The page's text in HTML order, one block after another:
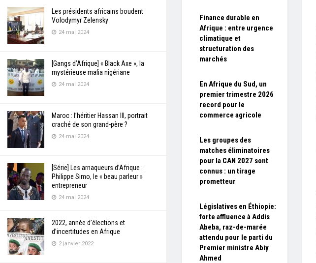
Les présidents africains boudent
Volodymyr Zelensky
24 mai 2024
[Gangs d’Afrique] « Black Axe », la
mystérieuse mafia nigériane
24 mai 2024
Maroc : l’héritier Hassan III, portrait
craché de son grand-père ?
24 mai 2024
[Série] Les arnaqueurs d’Afrique :
Philippe Simo, le « beau parleur »
entrepreneur
24 mai 2024
2022, année d’élections et
d’incertitudes en Afrique
2 janvier 2022
Finance durable en
Afrique : entre urgence
climatique et
structuration des
marchés
En Afrique du Sud, un
premier trimestre 2026
record pour le
commerce agricole
Les groupes des
matches éliminatoires
pour la CAN 2027 sont
connus : un tirage
prometteur
Législatives en Éthiopie:
forte affluence à Addis
Abeba, raz-de-marée
attendu pour le parti du
Premier ministre Abiy
Ahmed